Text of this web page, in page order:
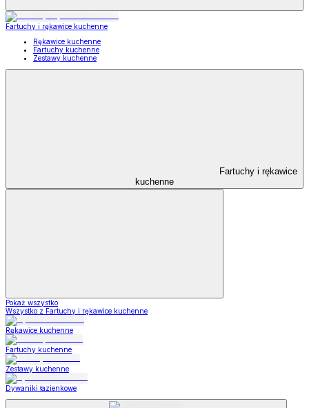
Fartuchy i rękawice kuchenne
Rękawice kuchenne
Fartuchy kuchenne
Zestawy kuchenne
Fartuchy i rękawice
kuchenne
Pokaż wszystko
Wszystko z Fartuchy i rękawice kuchenne
Rękawice kuchenne
Fartuchy kuchenne
Zestawy kuchenne
Dywaniki łazienkowe